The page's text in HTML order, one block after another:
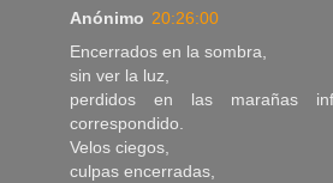
Anónimo 20:26:00
Encerrados en la sombra,
sin ver la luz,
perdidos en las marañas
correspondido.
Velos ciegos,
culpas encerradas,